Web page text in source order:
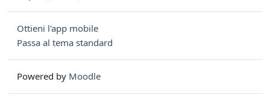
Ottieni l'app mobile
Passa al tema standard
Powered by Moodle